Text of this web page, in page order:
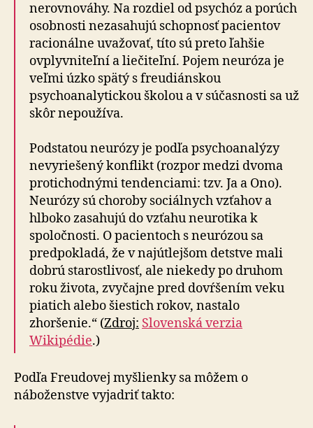
nerovnováhy. Na rozdiel od psychóz a porúch
osobnosti nezasahujú schopnosť pacientov
racionálne uvažovať, títo sú preto ľahšie
ovplyvniteľní a liečiteľní. Pojem neuróza je
veľmi úzko spätý s freudiánskou
psychoanalytickou školou a v súčasnosti sa už
skôr nepoužíva.
Podstatou neurózy je podľa psychoanalýzy
nevyriešený konflikt (rozpor medzi dvoma
protichodnými tendenciami: tzv. Ja a Ono).
Neurózy sú choroby sociálnych vzťahov a
hlboko zasahujú do vzťahu neurotika k
spoločnosti. O pacientoch s neurózou sa
predpokladá, že v najútlejšom detstve mali
dobrú starostlivosť, ale niekedy po druhom
roku života, zvyčajne pred dovŕšením veku
piatich alebo šiestich rokov, nastalo
zhoršenie.“ (Zdroj: Slovenská verzia
Wikipédie.)
Podľa Freudovej myšlienky sa môžem o
náboženstve vyjadriť takto: